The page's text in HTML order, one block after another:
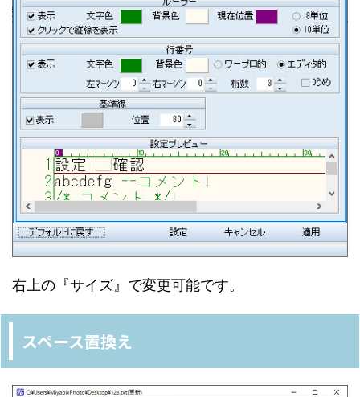
右上の『サイズ』で変更可能です。
スペース置換え